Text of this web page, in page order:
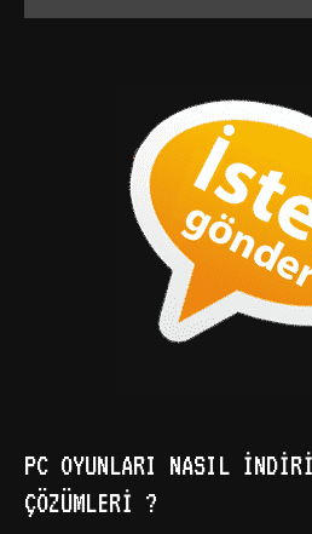
PC OYUNLARI NASIL
ÇÖZÜMLERI ?